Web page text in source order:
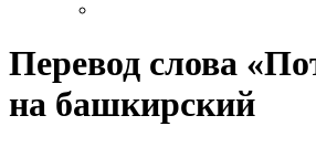
Перевод слова
на башкирский